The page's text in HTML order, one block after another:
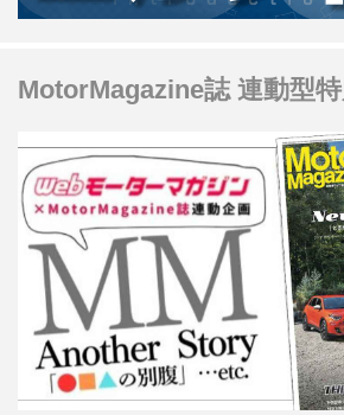
MotorMagazine誌 連動型